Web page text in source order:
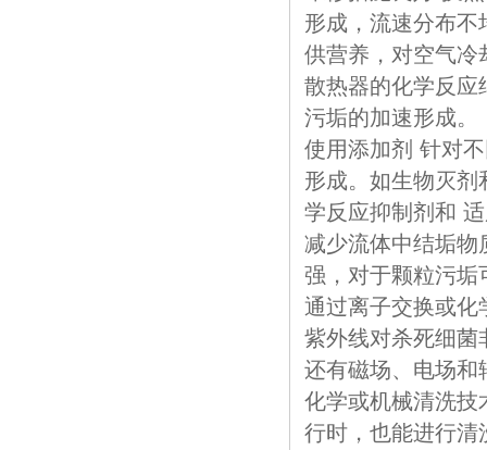
形成，流速分布
供营养，对空气冷
散热器的化学反应
污垢的加速形成。
使用添加剂 针对
形成。如生物灭
学反应抑制剂和
减少流体中结垢物
强，对于颗粒污垢
通过离子交换或化
紫外线对杀死细菌
还有磁场、电场和
化学或机械清洗技
行时，也能进行清